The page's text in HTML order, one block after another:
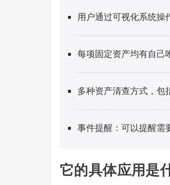
用户通过可视化系统操
每项固定资产均有自己
多种资产清查方式，包
事件提醒：可以提醒需
它的具体应用是